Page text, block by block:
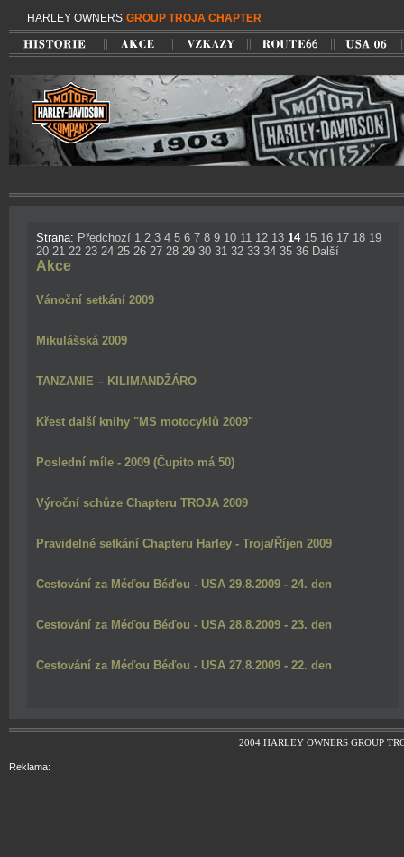
HARLEY OWNERS GROUP TROJA CHAPTER
Strana: Předchozí 1 2 3 4 5 6 7 8 9 10 11 12 13 14 15 16 17 18 19
20 21 22 23 24 25 26 27 28 29 30 31 32 33 34 35 36 Další
Akce
Vánoční setkání 2009
Mikulášská 2009
TANZANIE – KILIMANDŽÁRO
Křest další knihy "MS motocyklů 2009"
Poslední míle - 2009 (Čupito má 50)
Výroční schůze Chapteru TROJA 2009
Pravidelné setkání Chapteru Harley - Troja/Říjen 2009
Cestování za Méďou Béďou - USA 29.8.2009 - 24. den
Cestování za Méďou Béďou - USA 28.8.2009 - 23. den
Cestování za Méďou Béďou - USA 27.8.2009 - 22. den
2004 HARLEY OWNERS GROUP
Reklama: